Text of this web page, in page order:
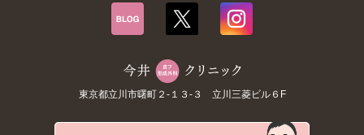
東京都立川市曙町２-１３-３ 立川三菱ビル６F